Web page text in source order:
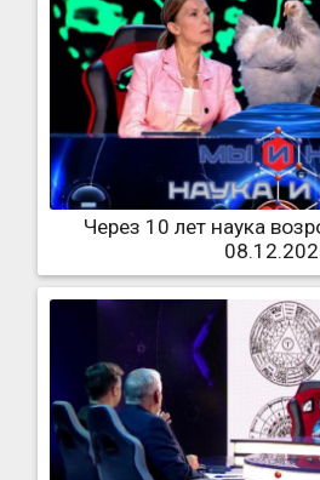
Через 10 лет наука